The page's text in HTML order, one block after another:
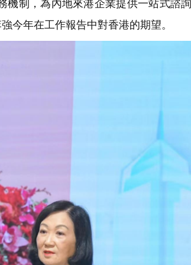
制，為內地來港企業提供一站式諮
今年在工作報告中對香港的期望。